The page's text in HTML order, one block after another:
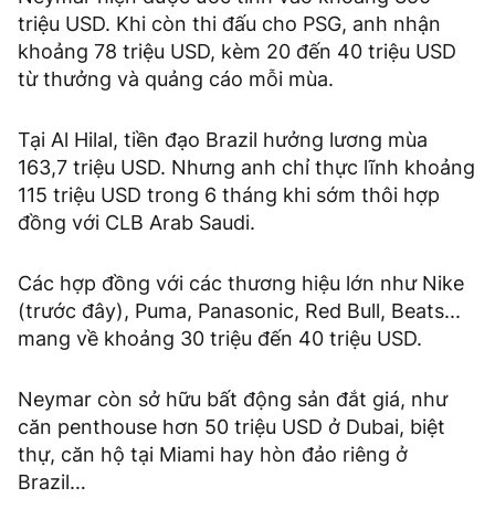
triệu USD. Khi còn thi đấu cho PSG, anh nhận
khoảng 78 triệu USD, kèm 20 đến 40 triệu USD
từ thưởng và quảng cáo mỗi mùa.
Tại Al Hilal, tiền đạo Brazil hưởng lương mùa
163,7 triệu USD. Nhưng anh chỉ thực lĩnh khoảng
115 triệu USD trong 6 tháng khi sớm thôi hợp
đồng với CLB Arab Saudi.
Các hợp đồng với các thương hiệu lớn như Nike
(trước đây), Puma, Panasonic, Red Bull, Beats...
mang về khoảng 30 triệu đến 40 triệu USD.
Neymar còn sở hữu bất động sản đắt giá, như
căn penthouse hơn 50 triệu USD ở Dubai, biệt
thự, căn hộ tại Miami hay hòn đảo riêng ở
Brazil…